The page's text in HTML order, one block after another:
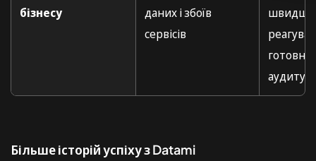
бізнесу
даних і збоїв
сервісів
швидше
аудиту
Більше історій успіху з Datami